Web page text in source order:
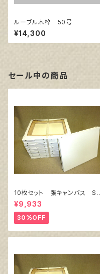
ルーブル木枠 50号
¥14,300
セール中の商品
10枚セット 張キャンバス Sn
owWhite SPC（綿・ポリエステ
ル）F8 455㎜×380㎜
¥9,933
30%OFF